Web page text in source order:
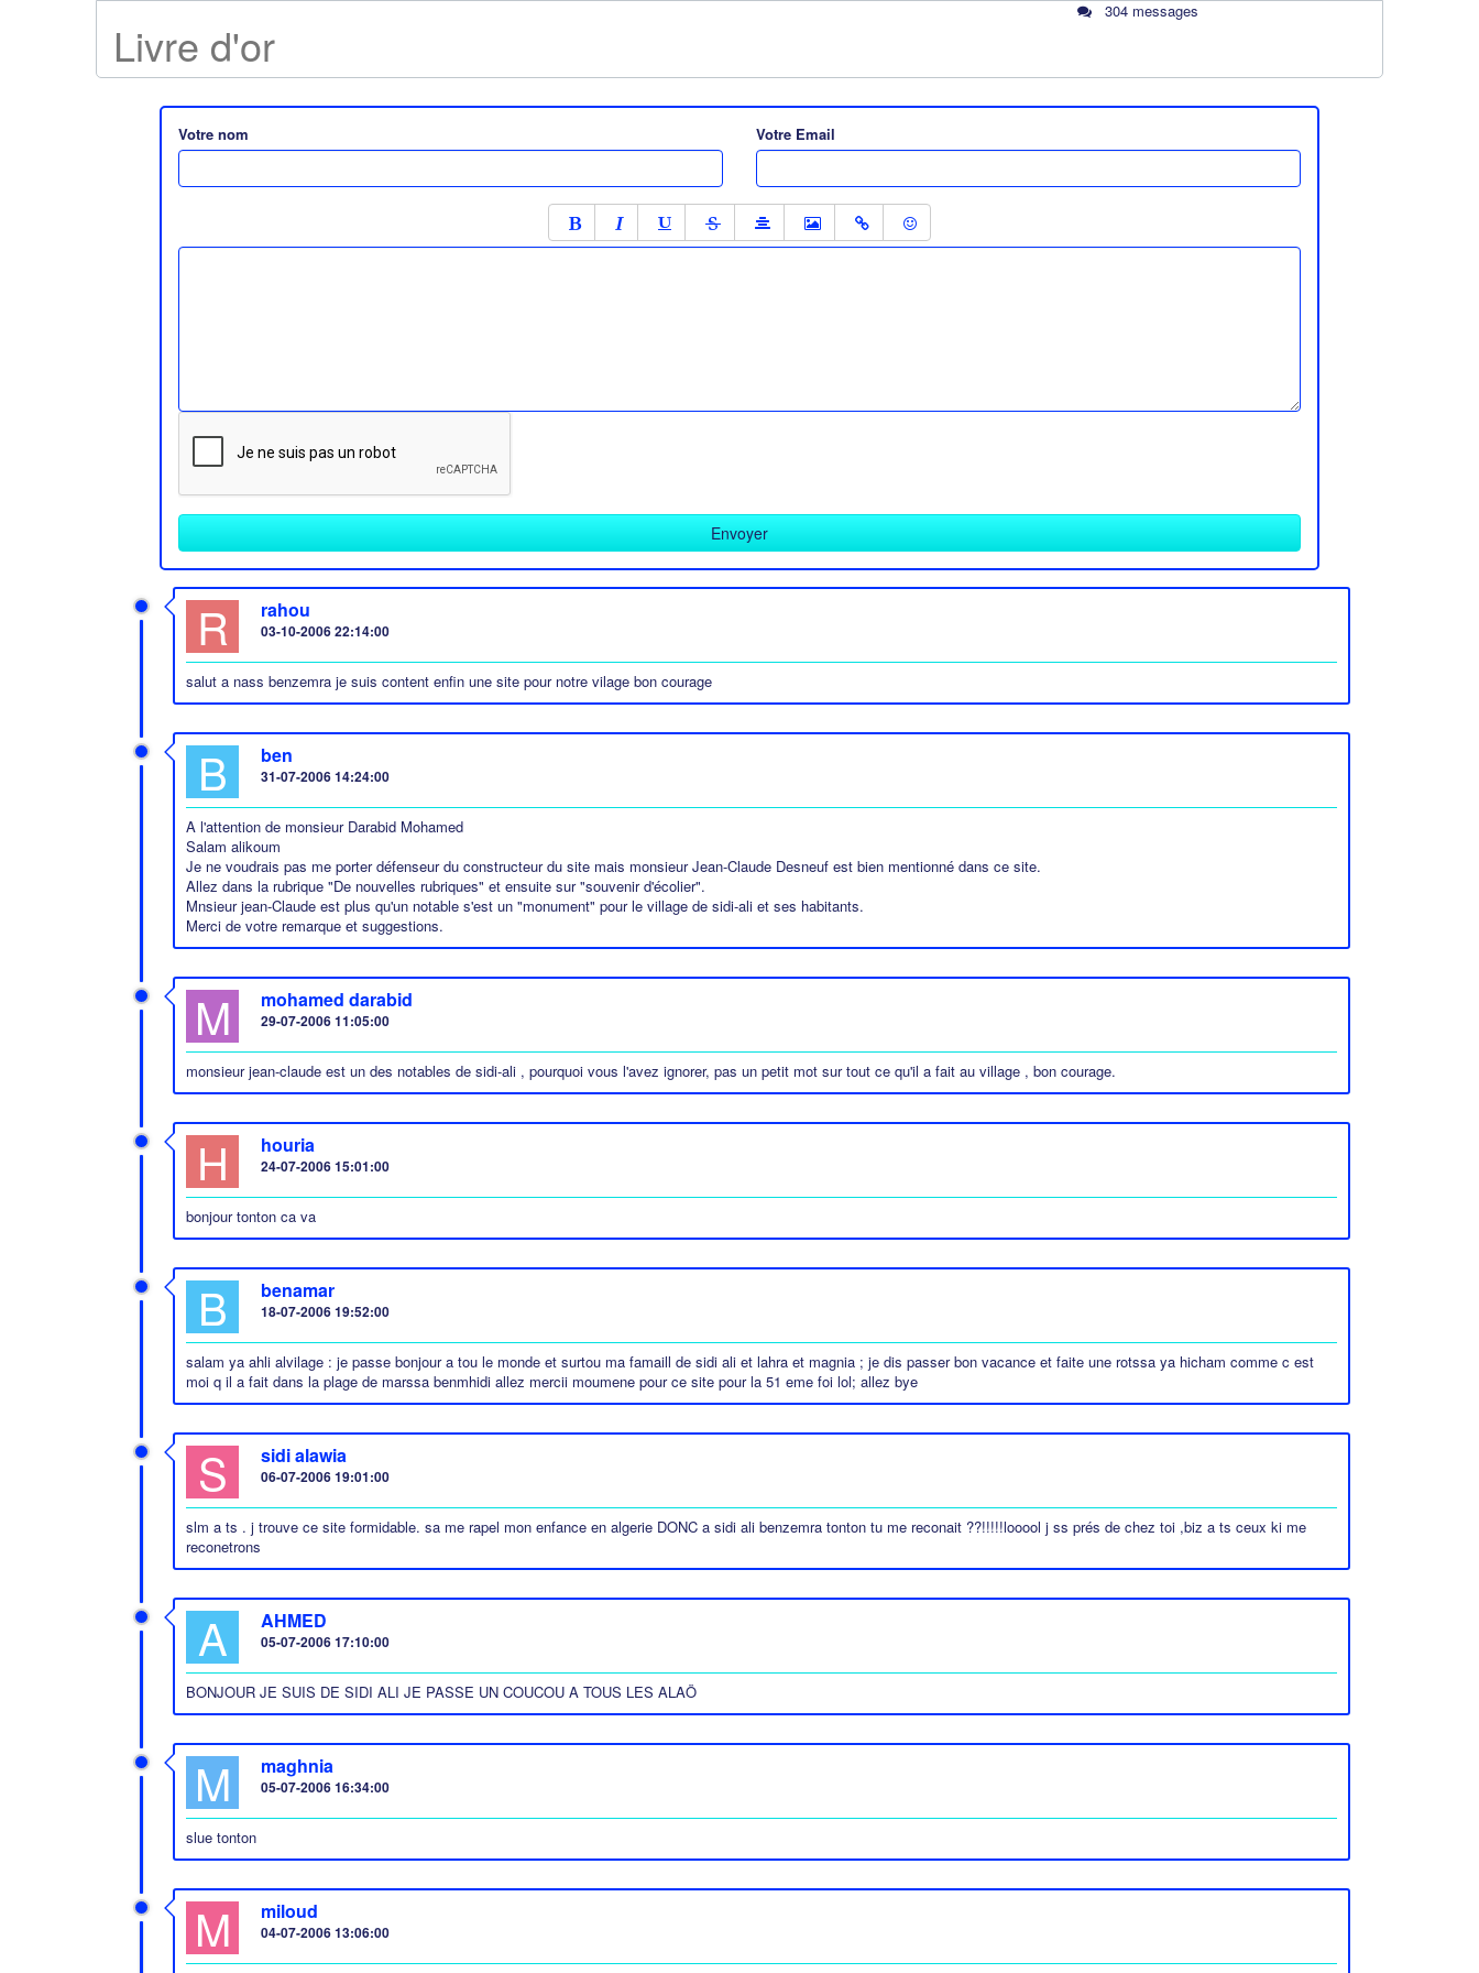
Livre d'or
304 messages
Votre nom Votre Email
R rahou
03-10-2006 22:14:00
salut a nass benzemra je suis content enfin une site pour notre vilage bon courage
B ben
31-07-2006 14:24:00
A l'attention de monsieur Darabid Mohamed
Salam alikoum
Je ne voudrais pas me porter défenseur du constructeur du site mais monsieur Jean-Claude Desneuf est bien mentionné dans ce site.
Allez dans la rubrique "De nouvelles rubriques" et ensuite sur "souvenir d'écolier".
Mnsieur jean-Claude est plus qu'un notable s'est un "monument" pour le village de sidi-ali et ses habitants.
Merci de votre remarque et suggestions.
M mohamed darabid
29-07-2006 11:05:00
monsieur jean-claude est un des notables de sidi-ali , pourquoi vous l'avez ignorer, pas un petit mot sur tout ce qu'il a fait au village , bon courage.
H houria
24-07-2006 15:01:00
bonjour tonton ca va
B benamar
18-07-2006 19:52:00
salam ya ahli alvilage : je passe bonjour a tou le monde et surtou ma famaill de sidi ali et lahra et magnia ; je dis passer bon vacance et faite une rotssa ya hicham comme c est
moi q il a fait dans la plage de marssa benmhidi allez mercii moumene pour ce site pour la 51 eme foi lol; allez bye
S sidi alawia
06-07-2006 19:01:00
slm a ts . j trouve ce site formidable. sa me rapel mon enfance en algerie DONC a sidi ali benzemra tonton tu me reconait ??!!!!!looool j ss prés de chez toi ,biz a ts ceux ki me
reconetrons
A AHMED
05-07-2006 17:10:00
BONJOUR JE SUIS DE SIDI ALI JE PASSE UN COUCOU A TOUS LES ALAÖ
M maghnia
05-07-2006 16:34:00
slue tonton
M miloud
04-07-2006 13:06:00